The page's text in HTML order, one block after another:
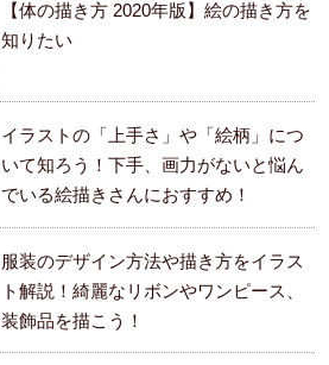
【体の描き方 2020年版】絵の描き方を
知りたい
イラストの「上手さ」や「絵柄」につ
いて知ろう！下手、画力がないと悩ん
でいる絵描きさんにおすすめ！
服装のデザイン方法や描き方をイラス
ト解説！綺麗なリボンやワンピース、
装飾品を描こう！